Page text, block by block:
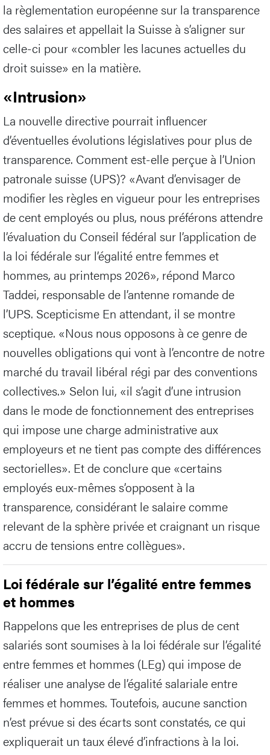
la règlementation européenne sur la transparence
des salaires et appellait la Suisse à s’aligner sur
celle-ci pour «combler les lacunes actuelles du
droit suisse» en la matière.
«Intrusion»
La nouvelle directive pourrait influencer
d’éventuelles évolutions législatives pour plus de
transparence. Comment est-elle perçue à l’Union
patronale suisse (UPS)? «Avant d’envisager de
modifier les règles en vigueur pour les entreprises
de cent employés ou plus, nous préférons attendre
l’évaluation du Conseil fédéral sur l’application de
la loi fédérale sur l’égalité entre femmes et
hommes, au printemps 2026», répond Marco
Taddei, responsable de l’antenne romande de
l’UPS. Scepticisme En attendant, il se montre
sceptique. «Nous nous opposons à ce genre de
nouvelles obligations qui vont à l’encontre de notre
marché du travail libéral régi par des conventions
collectives.» Selon lui, «il s’agit d’une intrusion
dans le mode de fonctionnement des entreprises
qui impose une charge administrative aux
employeurs et ne tient pas compte des différences
sectorielles». Et de conclure que «certains
employés eux-mêmes s’opposent à la
transparence, considérant le salaire comme
relevant de la sphère privée et craignant un risque
accru de tensions entre collègues».
Loi fédérale sur l’égalité entre femmes
et hommes
Rappelons que les entreprises de plus de cent
salariés sont soumises à la loi fédérale sur l’égalité
entre femmes et hommes (LEg) qui impose de
réaliser une analyse de l’égalité salariale entre
femmes et hommes. Toutefois, aucune sanction
n’est prévue si des écarts sont constatés, ce qui
expliquerait un taux élevé d’infractions à la loi.